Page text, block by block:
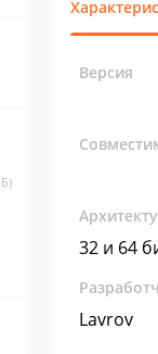
Версия
32 и 64
Lavrov